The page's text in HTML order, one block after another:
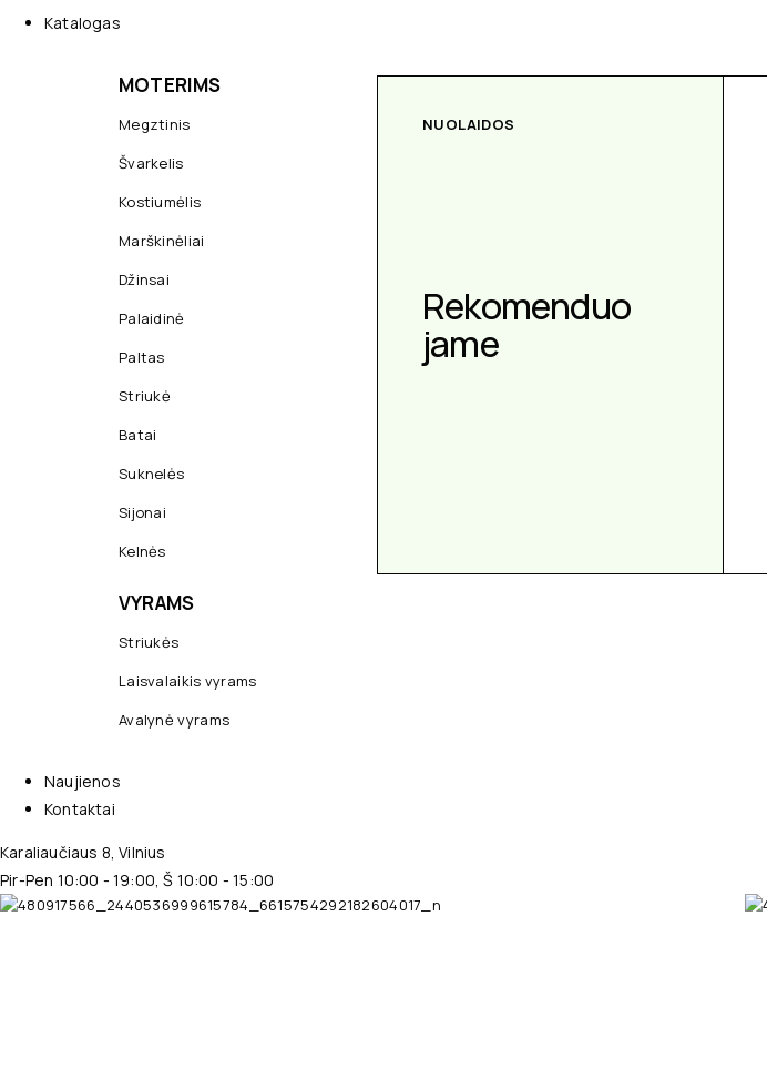
Katalogas
MOTERIMS
Megztinis
Švarkelis
Kostiumėlis
Marškinėliai
Džinsai
Palaidinė
Paltas
Striukė
Batai
Suknelės
Sijonai
Kelnės
VYRAMS
Striukės
Laisvalaikis vyrams
Avalynė vyrams
NUOLAIDOS
Rekomenduo
jame
Naujienos
Kontaktai
Karaliaučiaus 8, Vilnius
Pir-Pen 10:00 - 19:00, Š 10:00 - 15:00